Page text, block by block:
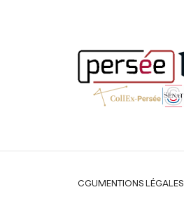
Légal
CGUMENTIONS LÉGALES